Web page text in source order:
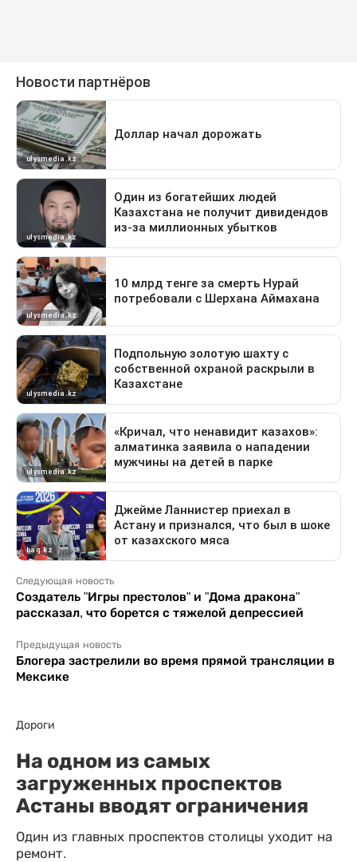
Следующая новость
Создатель "Игры престолов" и "Дома дракона"
рассказал, что борется с тяжелой депрессией
Предыдущая новость
Блогера застрелили во время прямой трансляции в
Мексике
Дороги
На одном из самых
загруженных проспектов
Астаны вводят ограничения
Один из главных проспектов столицы уходит на
ремонт.